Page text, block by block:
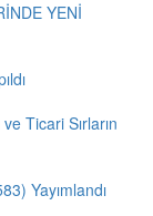
YENİ
Ticari Sırların
Yayımlandı